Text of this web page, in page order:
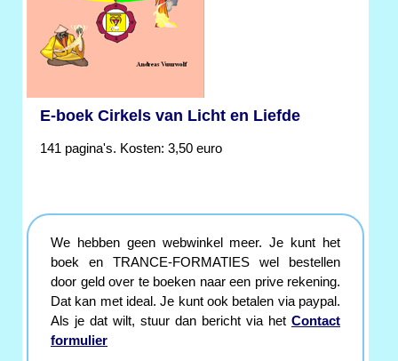
E-boek Cirkels van Licht en Liefde
141 pagina's. Kosten: 3,50 euro
We hebben geen webwinkel meer. Je kunt het
boek en TRANCE-FORMATIES wel bestellen
door geld over te boeken naar een prive rekening.
Dat kan met ideal. Je kunt ook betalen via paypal.
Als je dat wilt, stuur dan bericht via het Contact
formulier